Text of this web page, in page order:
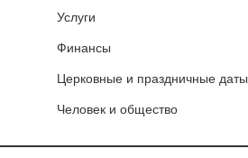
Услуги
Финансы
Церковные и праздничные даты
Человек и общество